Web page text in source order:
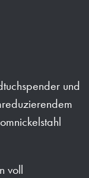
und
voll